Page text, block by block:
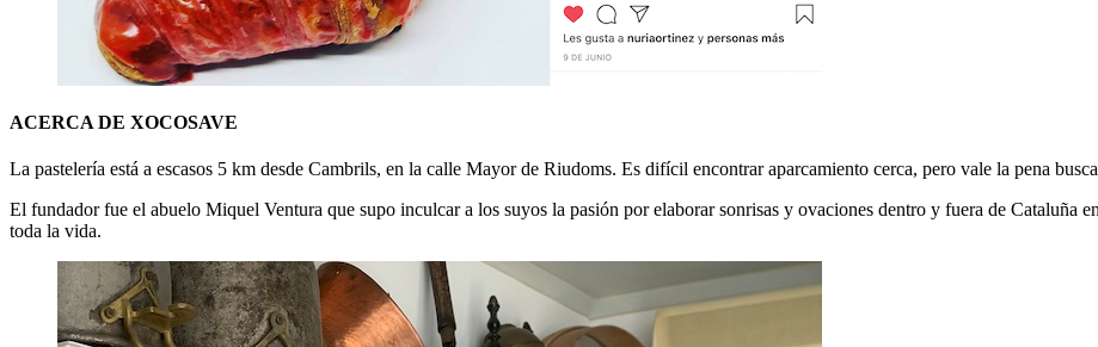
ACERCA DE XOCOSAVE
La pastelería está a escasos 5 km desde Cambrils, en la calle Mayor de Riudoms. Es difícil encontrar aparcamiento cerca, pero vale la pena
El fundador fue el abuelo Miquel Ventura que supo inculcar a los suyos la pasión por elaborar sonrisas y ovaciones dentro y fuera de Cataluña
toda la vida.